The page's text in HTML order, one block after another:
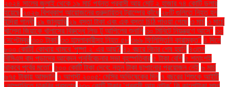
২০২৪ সালের জুলাই থেকে ১৯ মার্চ পর্যন্ত প্রবাসী আয় মোট ২ হাজার ৭৪ কোটি ডলার
হয়েছে ২০২৬ বিশ্বকাপ আয়োজনের গুরুদায়িত্ব ট্রাম্পের কাঁধে ২৮টি গুলিতে নিহত হন
ইন্দিরা গান্ধী ২৯ জানুয়ারি ২৯ বস্তা টাকা এবং এক বস্তা চিঠি পাওয়া গেছে ৩ মার্চ ৩ মার্চে
খালেদা জিয়াকে খালাসের বিরুদ্ধে লিভ টু আপিলের শুনানি ৩০ মিনিটে নিয়ন্ত্রণে আসে" ৩০
সেপ্টেম্বর ৩০০ টাকা! ৩৩ হামলাকারীসহ নিহত ৫৮ ৩৬৯ ফিলিস্তিনি কারামুক্ত" ৪ দিনে
৮০০ কোটি! কোথায় থামবে 'পুষ্পা ২' এর আয়? ৪১ বছরে বিচার শেষ হয়নি ৪৩তম
বিসিএস বাদ পড়াদের আবেদন পুনর্বিবেচনার সভা বৃহস্পতিবার ৫ টাকা বেশি ৫ শতাংশই
থাকবে পূর্বের মতো" ৫০০ কোটি টাকা দেবে: নতুন টাকা ছাপানোর প্রয়োজন নেই ৬ মার্চ
৬৭৫ টাকায় আমদানি ৭ আগস্ট ২০০৫: মেসির অভিষেকের দিন ৭ বছরের শিশুকে আইটি